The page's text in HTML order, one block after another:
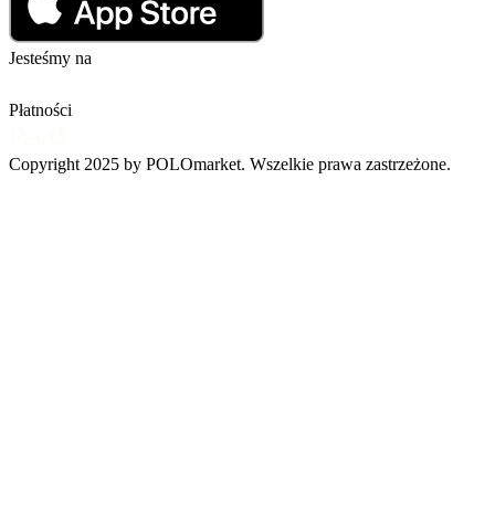
Jesteśmy na
Płatności
Copyright 2025 by POLOmarket. Wszelkie prawa zastrzeżone.